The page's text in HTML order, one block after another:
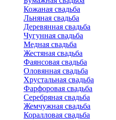
Кожаная свадьба
Льняная свадьба
Деревянная свадьба
Чугунная свадьба
Медная свадьба
Жестяная свадьба
Фаянсовая свадьба
Оловянная свадьба
Хрустальная свадьба
Фарфоровая свадьба
Серебряная свадьба
Жемчужная свадьба
Коралловая свадьба